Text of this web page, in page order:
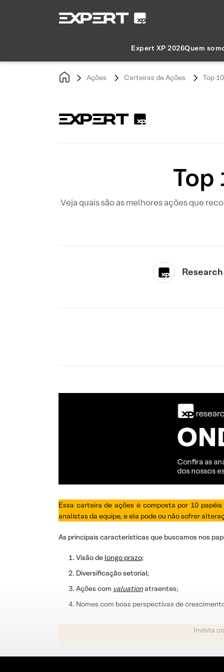
Expert XP 2026Quem
Ações Carteiras de Ações Top
Top
Veja quais são as melhores ações que
Essa carteira de ações é composta por 10 papéis
analistas da equipe, e ela pode ou não sofrer
As principais características que buscamos nos
Visão de longo prazo;
Diversificação setorial;
Ações com valuationatraentes;
Nomes com boas perspectivas de
Invista